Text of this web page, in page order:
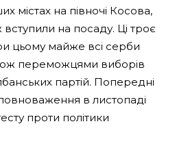
містах на півночі Косова,
на посаду. Ці троє
цьому майже всі серби
переможцями виборів
партій. Попередні
в листопаді
проти політики